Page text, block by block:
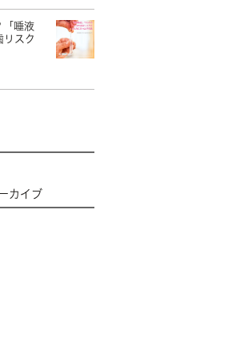
「唾液
リスク
カイブ